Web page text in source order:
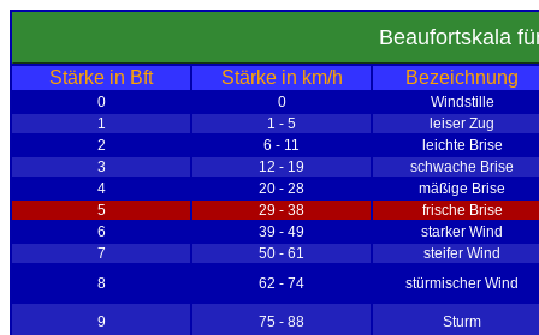
Beaufortskala
Stärke in Bft Stärke in km/h Bezeichnung
0 0
Windstille
1
1 - 5
leiser Zug
2
6 - 11
leichte Brise
3
12 - 19
schwache Brise
4
20 - 28
mäßige Brise
5
29 - 38
frische Brise
6
39 - 49
starker Wind
7
50 - 61
steifer Wind
8
62 - 74 stürmischer Wind
9 75 - 88 Sturm